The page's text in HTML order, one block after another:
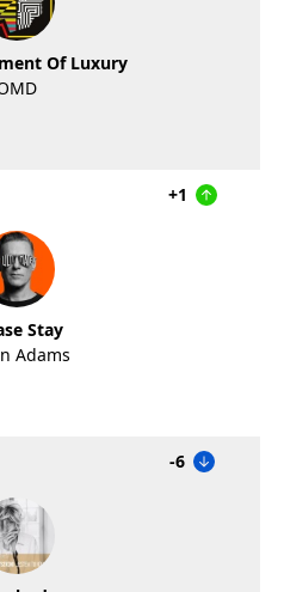
Of Luxury
+1
Stay
Adams
-6